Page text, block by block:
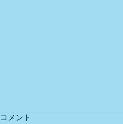
コメント